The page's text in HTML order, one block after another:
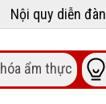
Nội quy diễn đàn
ẩm thực